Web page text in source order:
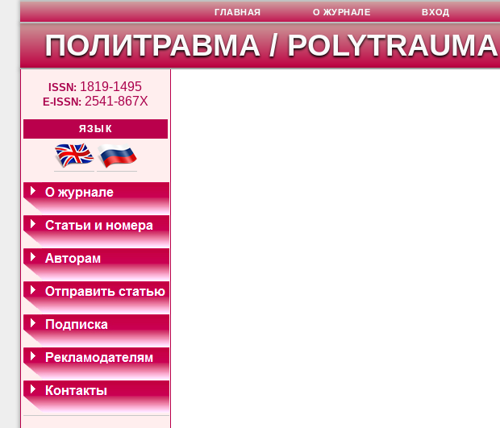
ПОЛИТРАВМА / POLYTRAUMA
ISSN: 1819-1495
E-ISSN: 2541-867X
ЯЗЫК
ГЛАВНАЯ О ЖУРНАЛЕ ВХОД